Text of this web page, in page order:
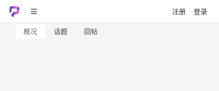
注册 登录
概况 话题 回帖